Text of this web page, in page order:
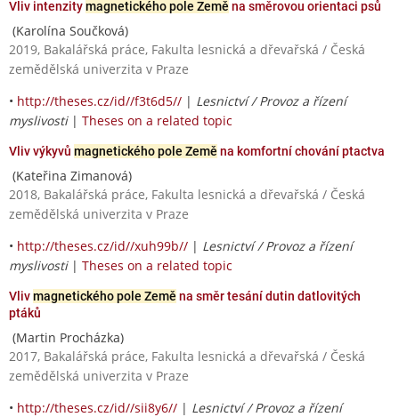
Vliv intenzitymagnetického pole Země na směrovou orientaci psů
(Karolína Součková)
2019, Bakalářská práce, Fakulta lesnická a dřevařská / Česká
zemědělská univerzita v Praze
• http://theses.cz/id//f3t6d5// | Lesnictví / Provoz a řízení
myslivosti| Theses on a related topic
Vliv výkyvů magnetického pole Země na komfortní chování ptactva
(Kateřina Zimanová)
2018, Bakalářská práce, Fakulta lesnická a dřevařská / Česká
zemědělská univerzita v Praze
• http://theses.cz/id//xuh99b// | Lesnictví / Provoz a řízení
myslivosti| Theses on a related topic
Vlivmagnetického pole Země na směr tesání dutin datlovitých
ptáků
(Martin Procházka)
2017, Bakalářská práce, Fakulta lesnická a dřevařská / Česká
zemědělská univerzita v Praze
• http://theses.cz/id//sii8y6// | Lesnictví / Provoz a řízení